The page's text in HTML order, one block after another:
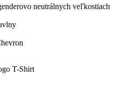
neutrálnych veľkostiach
T-Shirt